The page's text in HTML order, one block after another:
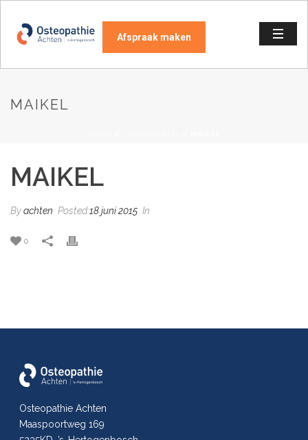
Afspraak maken
MAIKEL
MAIKEL
Byachten Posted18 juni 2015 In
0
Osteopathie Achten
Maaspoortweg 169